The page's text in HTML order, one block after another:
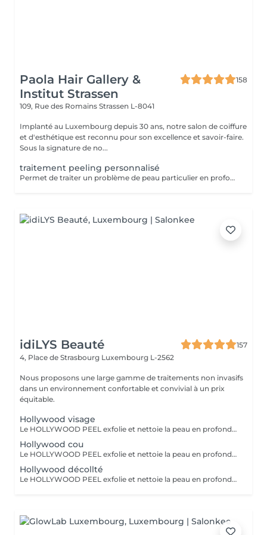
Paola Hair Gallery &
Institut Strassen
158
109, Rue des Romains Strassen L-8041
Implanté au Luxembourg depuis 30 ans, notre salon de coiffure
et d'esthétique est reconnu pour son excellence et savoir-faire.
Sous la signature de no...
traitement peeling personnalisé
Permet de traiter un problème de peau particulier en profondeur par exfoliation, sans traumatisme important pour la peau. Avec quatre produits domicile. Fréquence toutes les deux semaines. Exposition au soleil interdite sans protection pendant la durée du traitement. Tous nos soins et traitements sont mixtes hommes et femmes. Les traitements en cure sont valables six mois. Sur conseil de votre esthéticienne, des combinaisons de soins et de traitements sont possibles, afin d'obtenir un résultat optimal. Attention certain traitements nécessitent des explications préalables ainsi qu'une commande spécifique des coffrets et de soins personnalisés.
idiLYS Beauté
157
4, Place de Strasbourg Luxembourg L-2562
Nous proposons une large gamme de traitements non invasifs
dans un environnement confortable et convivial à un prix
équitable.
Hollywood visage
Le HOLLYWOOD PEEL exfolie et nettoie la peau en profondeur au laser pour un teint plus lisse, lumineux et des pores visiblement resserrés. La LUMINOTHÉRAPIE du visage consiste à exposer la peau à des lumières LED afin de stimuler le renouvellement cellulaire et améliorer l'éclat du teint.
Hollywood cou
Le HOLLYWOOD PEEL exfolie et nettoie la peau en profondeur au laser pour un teint plus lisse, lumineux et des pores visiblement resserrés. La LUMINOTHÉRAPIE du cou consiste à exposer la peau à des lumières LED afin de stimuler le renouvellement cellulaire et améliorer la texture de la peau.
Hollywood décollté
Le HOLLYWOOD PEEL exfolie et nettoie la peau en profondeur au laser pour un teint plus lisse, lumineux et des pores visiblement resserrés. La LUMINOTHÉRAPIE du décolleté consiste à exposer la peau à des lumières LED afin de stimuler le renouvellement cellulaire et améliorer la texture de la peau.